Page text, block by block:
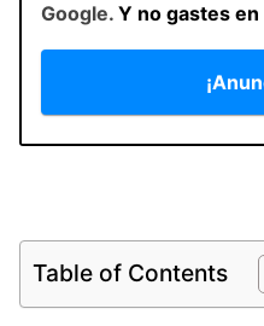
Google. Y no gastes
Table of Contents